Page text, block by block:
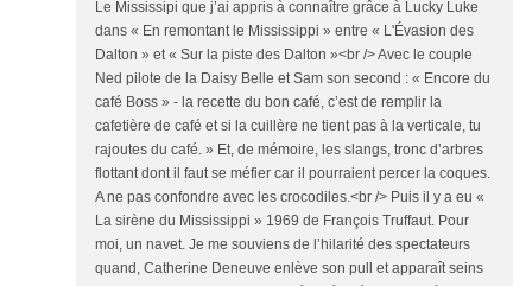
Le Mississipi que j’ai appris à connaître grâce à Lucky Luke
dans « En remontant le Mississippi » entre « L'Évasion des
Dalton » et « Sur la piste des Dalton »<br /> Avec le couple
Ned pilote de la Daisy Belle et Sam son second : « Encore du
café Boss » - la recette du bon café, c’est de remplir la
cafetière de café et si la cuillère ne tient pas à la verticale, tu
rajoutes du café. » Et, de mémoire, les slangs, tronc d’arbres
flottant dont il faut se méfier car il pourraient percer la coques.
A ne pas confondre avec les crocodiles.<br /> Puis il y a eu «
La sirène du Mississippi » 1969 de François Truffaut. Pour
moi, un navet. Je me souviens de l’hilarité des spectateurs
quand, Catherine Deneuve enlève son pull et apparaît seins